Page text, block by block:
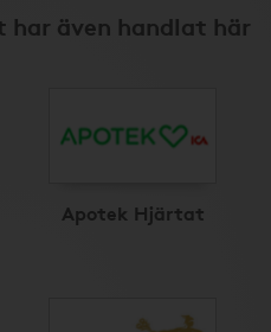
även handlat här
Apotek Hjärtat